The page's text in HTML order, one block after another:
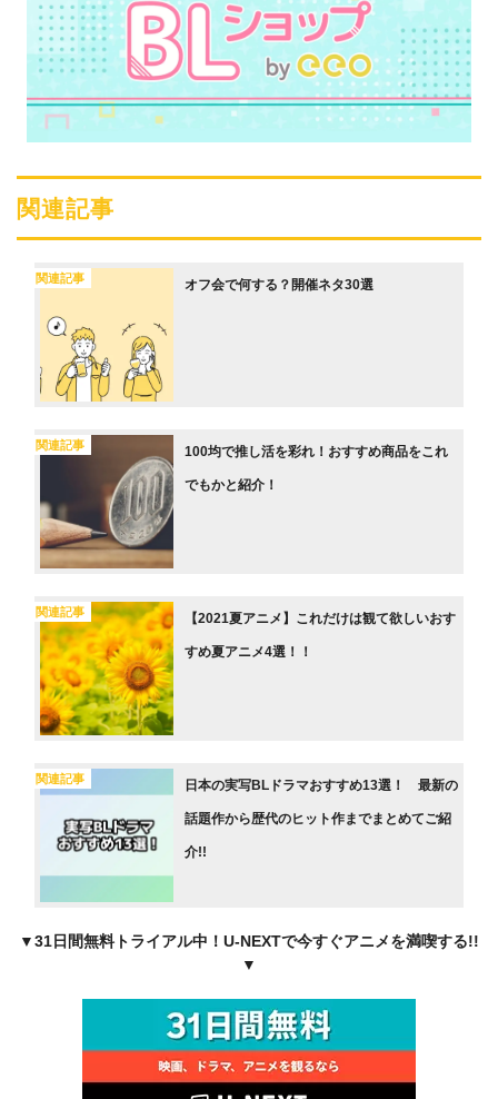
関連記事
関連記事 オフ会で何する？開催ネタ30選
関連記事 100均で推し活を彩れ！おすすめ商品をこれ
でもかと紹介！
関連記事 【2021夏アニメ】これだけは観て欲しいおす
すめ夏アニメ4選！！
関連記事 日本の実写BLドラマおすすめ13選！ 最新の
話題作から歴代のヒット作までまとめてご紹
介!!
▼31日間無料トライアル中！U-NEXTで今すぐアニメを満喫する!!
▼